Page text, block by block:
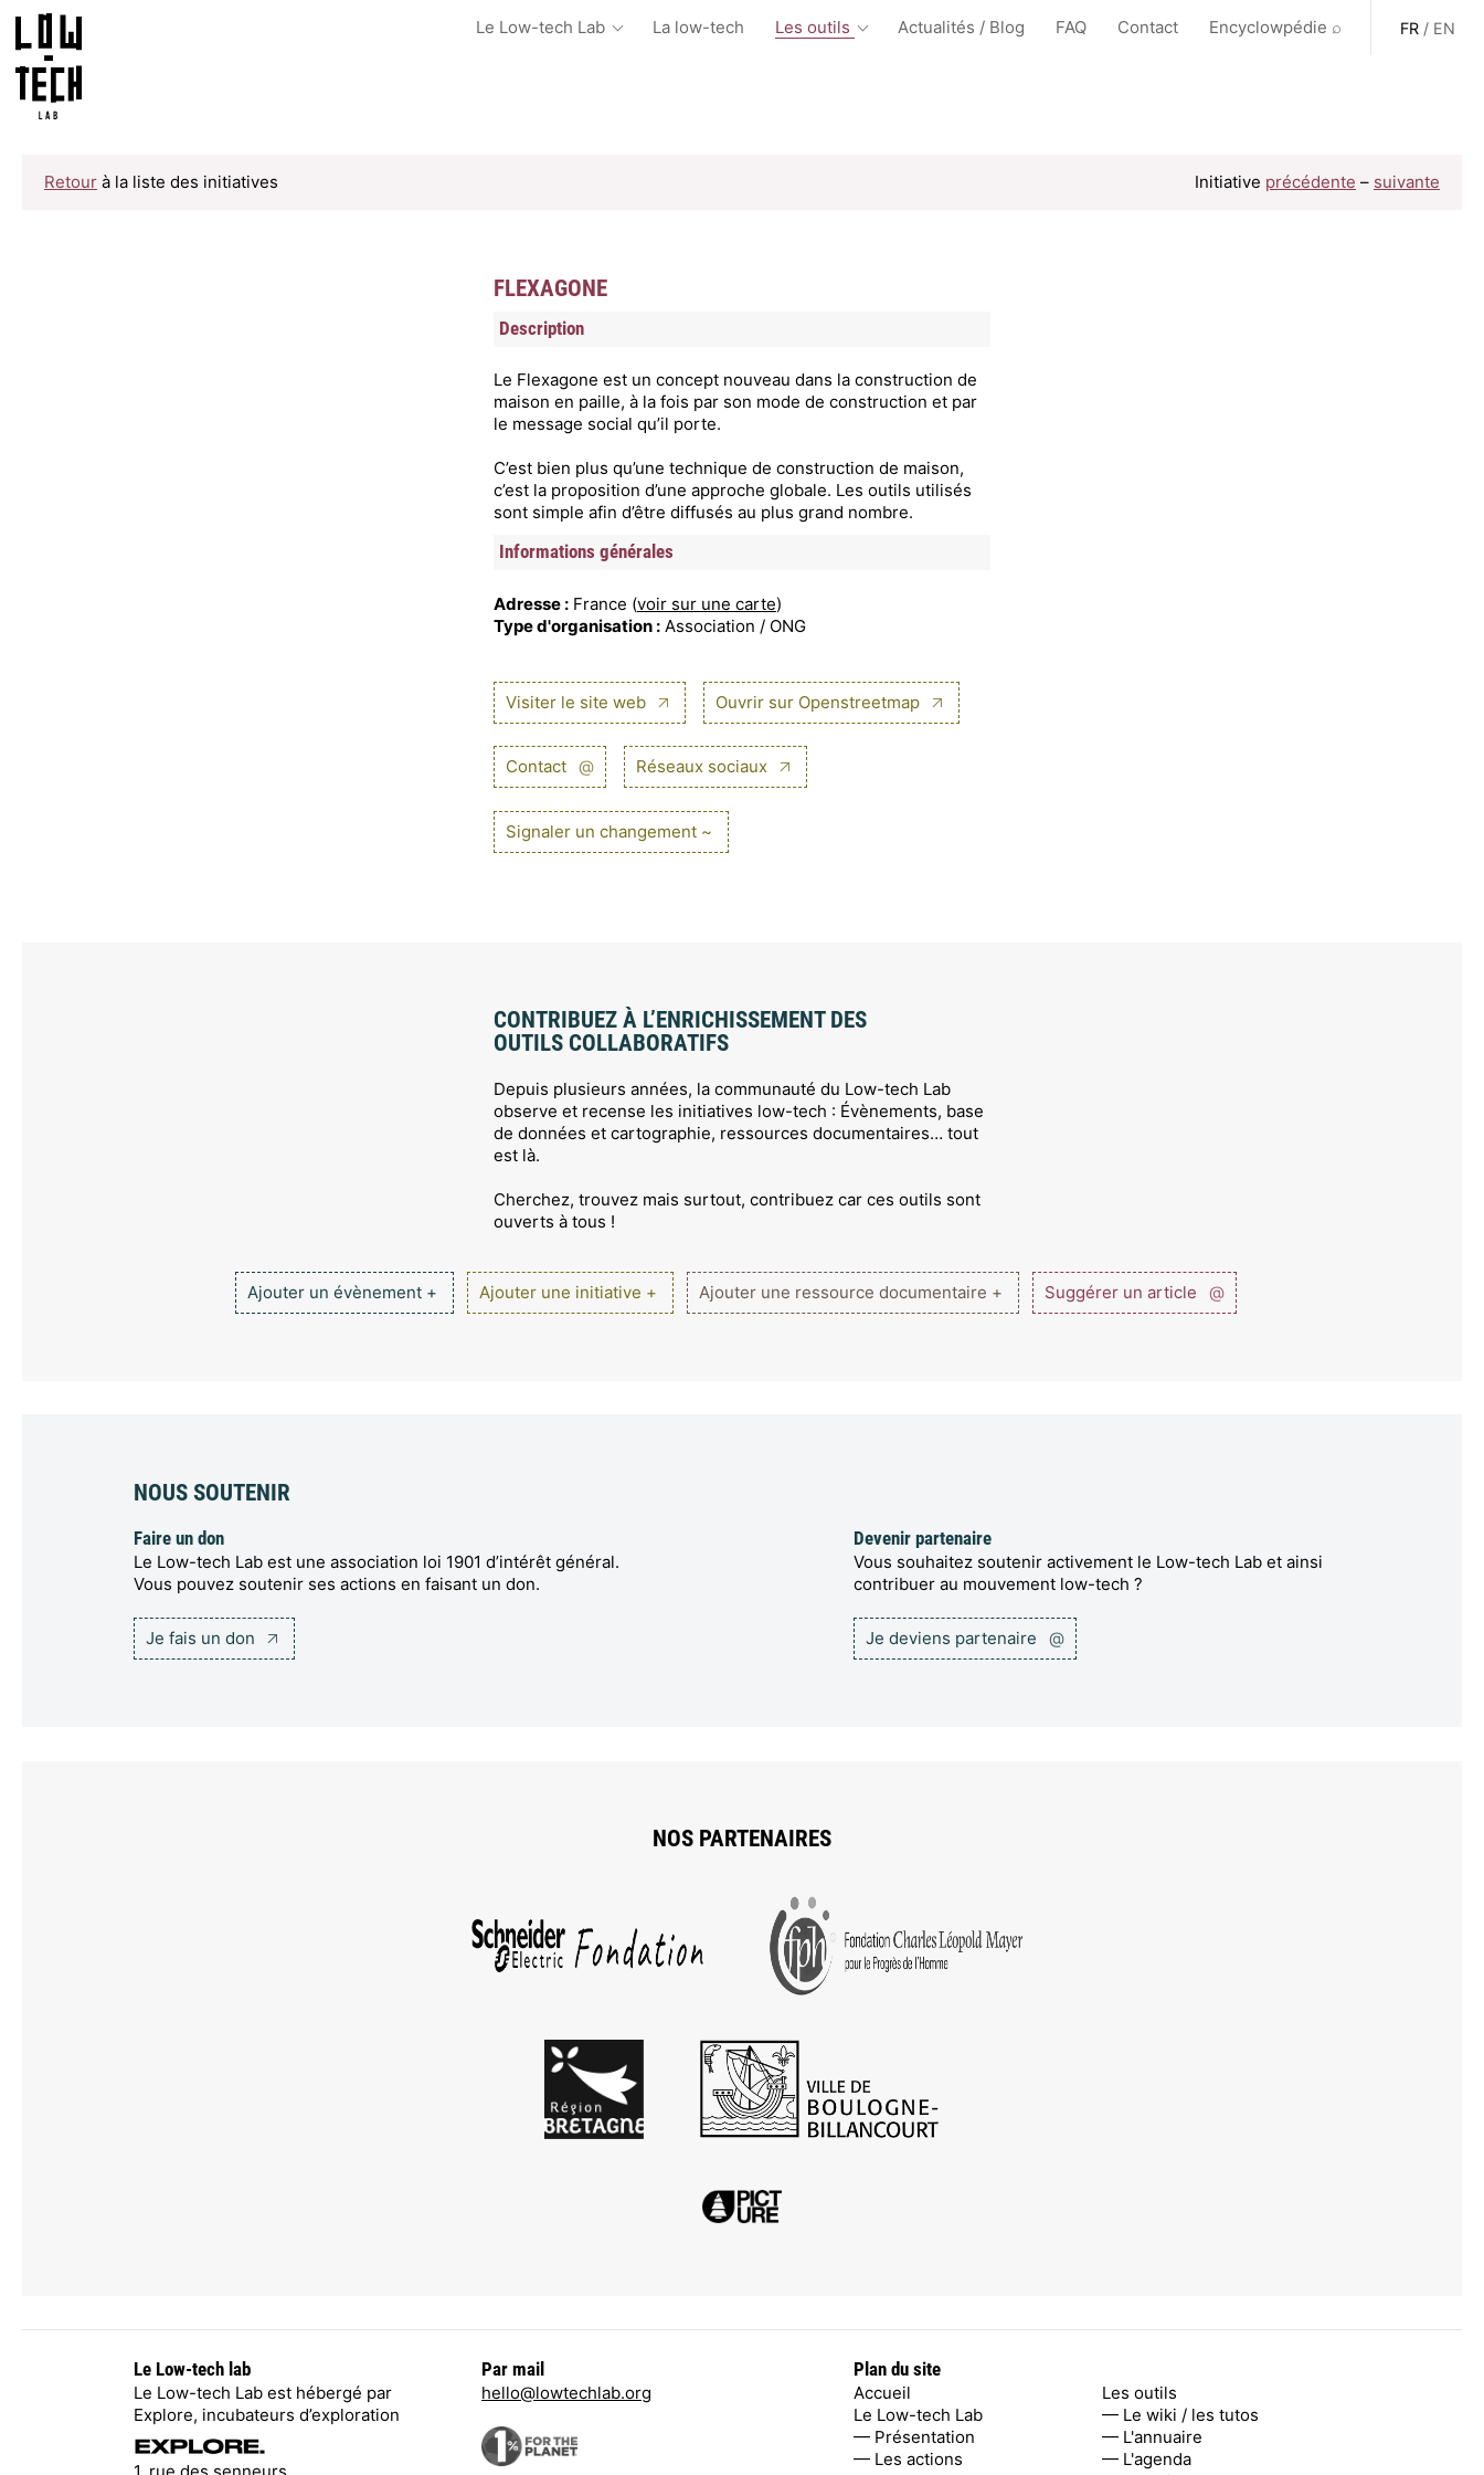
Le Low-tech Lab La low-tech Les outils Actualités / Blog FAQ Contact Encyclowpédie ⌕ FR / EN
Retour à la liste des initiatives Initiative précédente – suivante
FLEXAGONE
Description
Le Flexagone est un concept nouveau dans la construction de
maison en paille, à la fois par son mode de construction et par
le message social qu’il porte.
C’est bien plus qu’une technique de construction de maison,
c’est la proposition d’une approche globale. Les outils utilisés
sont simple afin d’être diffusés au plus grand nombre.
Informations générales
Adresse : France (voir sur une carte)
Type d'organisation : Association / ONG
Visiter le site web Ouvrir sur Openstreetmap
Contact @ Réseaux sociaux
Signaler un changement ~
CONTRIBUEZ À L’ENRICHISSEMENT DES
OUTILS COLLABORATIFS
Depuis plusieurs années, la communauté du Low-tech Lab
observe et recense les initiatives low-tech : Évènements, base
de données et cartographie, ressources documentaires… tout
est là.
Cherchez, trouvez mais surtout, contribuez car ces outils sont
ouverts à tous !
Ajouter un évènement + Ajouter une initiative + Ajouter une ressource documentaire + Suggérer un article @
NOUS SOUTENIR
Faire un don
Le Low-tech Lab est une association loi 1901 d’intérêt général.
Vous pouvez soutenir ses actions en faisant un don.
Je fais un don
Devenir partenaire
Vous souhaitez soutenir activement le Low-tech Lab et ainsi
contribuer au mouvement low-tech ?
Je deviens partenaire @
NOS PARTENAIRES
Le Low-tech lab
Le Low-tech Lab est hébergé par
Explore, incubateurs d’exploration
1, rue des senneurs
Par mail
hello@lowtechlab.org
Plan du site
Accueil
Le Low-tech Lab
— Présentation
— Les actions
Les outils
— Le wiki / les tutos
— L'annuaire
— L'agenda